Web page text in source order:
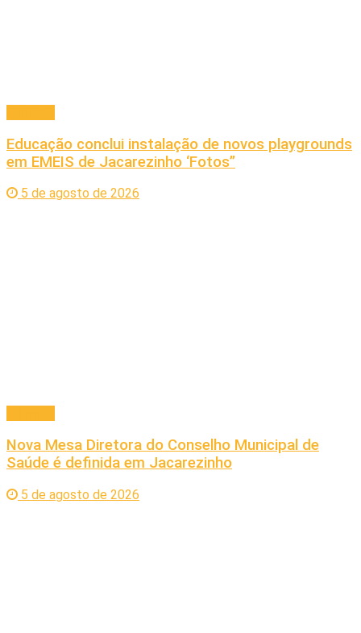
Educação conclui instalação de novos playgrounds
em EMEIS de Jacarezinho ‘Fotos”
5 de agosto de 2026
Nova Mesa Diretora do Conselho Municipal de
Saúde é definida em Jacarezinho
5 de agosto de 2026